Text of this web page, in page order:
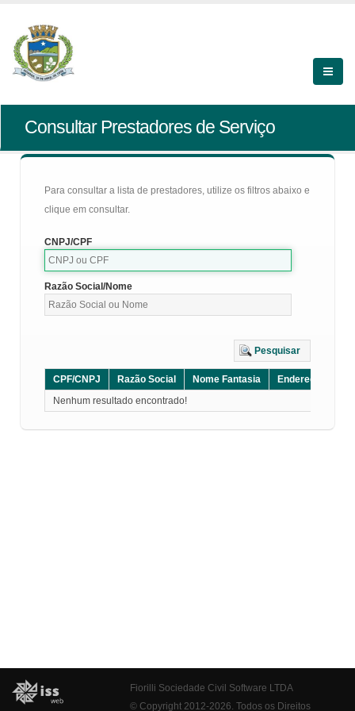
Consultar Prestadores de Serviço
Para consultar a lista de prestadores, utilize os filtros abaixo e
clique em consultar.
CNPJ/CPF
Razão Social/Nome
Pesquisar
CPF/CNPJ Razão Social Nome Fantasia Endereço
Nenhum resultado encontrado!
Fiorilli Sociedade Civil Software LTDA
© Copyright 2012-2026. Todos os Direitos